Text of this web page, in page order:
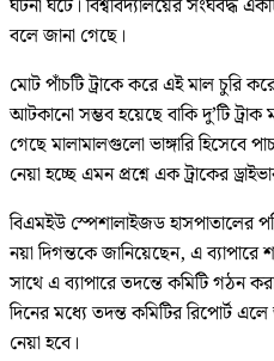
ঘটনা ঘটে। বিশ্ববিদ্যালয়ের সংঘবদ্ধ
বলে জানা গেছে।
মোট পাঁচটি ট্রাকে করে এই মাল চুরি
আটকানো সম্ভব হয়েছে বাকি দু’টি ট্রাক
গেছে মালামালগুলো ভাঙ্গারি হিসেবে
নেয়া হচ্ছে এমন প্রশ্নে এক ট্রাকের
বিএমইউ স্পেশালাইজড হাসপাতালের
নয়া দিগন্তকে জানিয়েছেন, এ ব্যাপারে
সাথে এ ব্যাপারে তদন্তে কমিটি গঠন
দিনের মধ্যে তদন্ত কমিটির রিপোর্ট
নেয়া হবে।